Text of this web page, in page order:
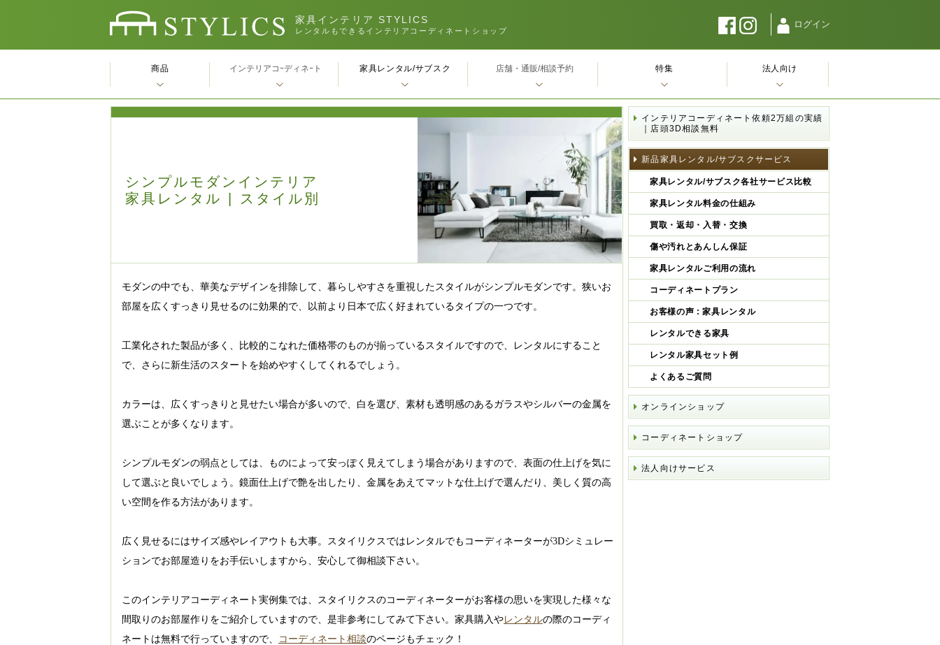
家具インテリア STYLICS
レンタルもできるインテリアコーディネートショップ
ログイン
シンプルモダンインテリア
家具レンタル | スタイル別
モダンの中でも、華美なデザインを排除して、暮らしやすさを重視したスタイルがシンプルモダンです。狭いお
部屋を広くすっきり見せるのに効果的で、以前より日本で広く好まれているタイプの一つです。
工業化された製品が多く、比較的こなれた価格帯のものが揃っているスタイルですので、レンタルにすること
で、さらに新生活のスタートを始めやすくしてくれるでしょう。
カラーは、広くすっきりと見せたい場合が多いので、白を選び、素材も透明感のあるガラスやシルバーの金属を
選ぶことが多くなります。
シンプルモダンの弱点としては、ものによって安っぽく見えてしまう場合がありますので、表面の仕上げを気に
して選ぶと良いでしょう。鏡面仕上げで艶を出したり、金属をあえてマットな仕上げで選んだり、美しく質の高
い空間を作る方法があります。
広く見せるにはサイズ感やレイアウトも大事。スタイリクスではレンタルでもコーディネーターが3Dシミュレー
ションでお部屋造りをお手伝いしますから、安心して御相談下さい。
このインテリアコーディネート実例集では、スタイリクスのコーディネーターがお客様の思いを実現した様々な
間取りのお部屋作りをご紹介していますので、是非参考にしてみて下さい。家具購入やレンタルの際のコーディ
ネートは無料で行っていますので、
コーディネート相談のページもチェック！
インテリアコーディネート依頼2万組の実績
｜店頭3D相談無料
新品家具レンタル/サブスクサービス
家具レンタル/サブスク各社サービス比較
家具レンタル料金の仕組み
買取・返却・入替・交換
傷や汚れとあんしん保証
家具レンタルご利用の流れ
コーディネートプラン
お客様の声 : 家具レンタル
レンタルできる家具
レンタル家具セット例
よくあるご質問
オンラインショップ
コーディネートショップ
法人向けサービス
商品 インテリアコｰディネｰト 家具レンタル/サブスク 店舗・通販/相談予約 特集 法人向け